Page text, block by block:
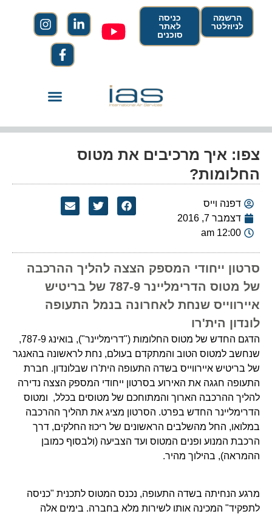
הרשמה
לניוזלטר
כניסה
לאתר
סוכנים
צפו: איך מרכיבים את מטוס
החלומות?
דפנה וייס
דצמבר 7, 2016
12:00 am
סרטון ייחודי המספק הצצה להליך ההרכבה
של מטוס הדרימליינר 787-9 של בריטיש
איירווייס שנחת לאחרונה בנמל התעופה
לונדון הית'רו
הדגם החדש של מטוס החלומות ("דרימליינר"), בואינג 787-9,
שנחשב למטוס הטוב והמתקדם בעולם, נחת לראשונה בהאנגר
של בריטיש איירווייס בשדה התעופה הית'רו שבלונדון. חברת
התעופה חגגה את האירוע בסרטון ייחודי המספק הצצה נדירה
להליך ההרכבה הארוך והמתוחכם של מטוסים בכלל, ומטוס
הדרימליינר החדש בפרט. הסרטון מציג את תהליך ההרכבה
במלואו, החל מהשלבים הראשונים של ריכוז החלקים, דרך
הרכבת המנוע ופנים המטוס ועד הצביעה (ולבסוף כמובן
ההמראה), בהילוך מהיר.
מרגע הנחיתה בשדה התעופה, נכנס המטוס לתכנית "כניסה
לתפקיד" המכינה אותו לשירות מלא בחברה. בימים אלה